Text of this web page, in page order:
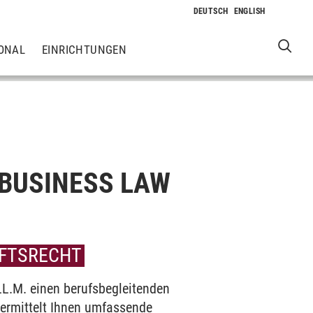
EINRICHTUNGEN
LAW
einen berufsbegleitenden
Ihnen umfassende